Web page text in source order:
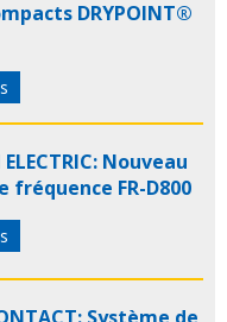
DRYPOINT®
Nouveau
fréquence FR-D800